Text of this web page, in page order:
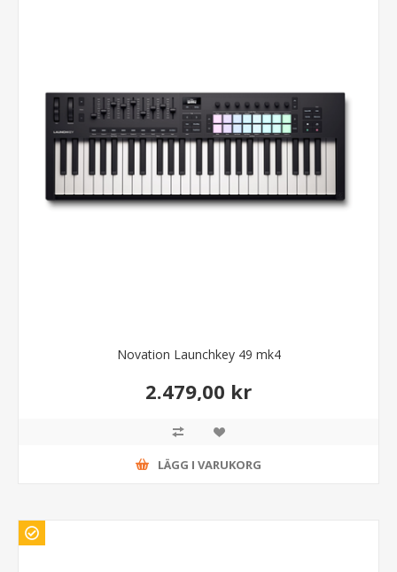
Novation Launchkey 49 mk4
2.479,00 kr
LÄGG I VARUKORG